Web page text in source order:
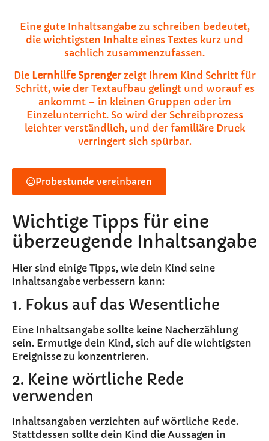
Eine gute Inhaltsangabe zu schreiben bedeutet,
die wichtigsten Inhalte eines Textes kurz und
sachlich zusammenzufassen.
Die Lernhilfe Sprengerzeigt Ihrem Kind Schritt für
Schritt, wie der Textaufbau gelingt und worauf es
ankommt – in kleinen Gruppen oder im
Einzelunterricht. So wird der Schreibprozess
leichter verständlich, und der familiäre Druck
verringert sich spürbar.
Probestunde vereinbaren
Wichtige Tipps für eine
überzeugende Inhaltsangabe
Hier sind einige Tipps, wie dein Kind seine
Inhaltsangabe verbessern kann:
1. Fokus auf das Wesentliche
Eine Inhaltsangabe sollte keine Nacherzählung
sein. Ermutige dein Kind, sich auf die wichtigsten
Ereignisse zu konzentrieren.
2. Keine wörtliche Rede
verwenden
Inhaltsangaben verzichten auf wörtliche Rede.
Stattdessen sollte dein Kind die Aussagen in